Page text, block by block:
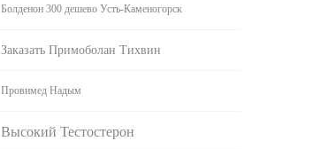
Болденон 300 дешево Усть-Каменогорск
Заказать Примоболан Тихвин
Провимед Надым
Высокий Тестостерон